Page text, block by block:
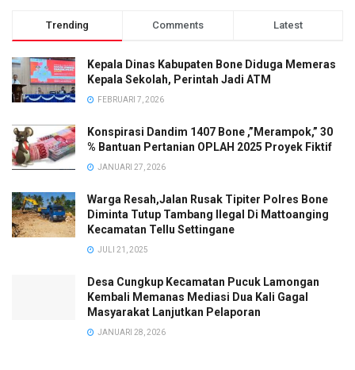
Trending Comments Latest
Kepala Dinas Kabupaten Bone Diduga Memeras
Kepala Sekolah, Perintah Jadi ATM
FEBRUARI 7, 2026
Konspirasi Dandim 1407 Bone ,”Merampok,” 30
% Bantuan Pertanian OPLAH 2025 Proyek Fiktif
JANUARI 27, 2026
Warga Resah,Jalan Rusak Tipiter Polres Bone
Diminta Tutup Tambang Ilegal Di Mattoanging
Kecamatan Tellu Settingane
JULI 21, 2025
Desa Cungkup Kecamatan Pucuk Lamongan
Kembali Memanas Mediasi Dua Kali Gagal
Masyarakat Lanjutkan Pelaporan
JANUARI 28, 2026